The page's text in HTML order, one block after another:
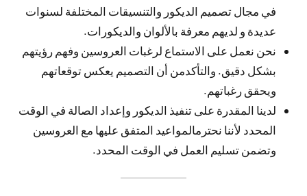
في مجال تصميم الديكور والتنسيقات المختلفة لسنوات
عديدة و لديهم معرفة بالألوان والديكورات.
نحن نعمل على الاستماع لرغبات العروسين وفهم رؤيتهم
بشكل دقيق. والتأكدمن أن التصميم يعكس توقعاتهم
ويحقق رغباتهم.
لدينا المقدرة على تنفيذ الديكور وإعداد الصالة في الوقت
المحدد لأننا نحترمالمواعيد المتفق عليها مع العروسين
وتضمن تسليم العمل في الوقت المحدد.